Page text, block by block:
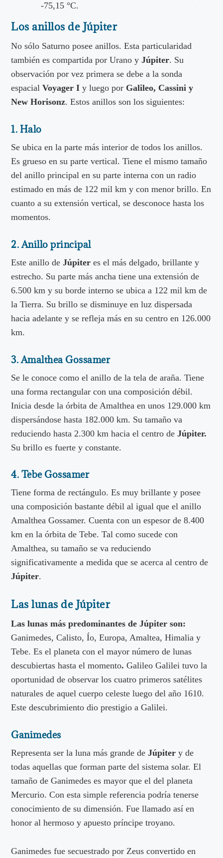
-75,15 °C.
Los anillos de Júpiter
No sólo Saturno posee anillos. Esta particularidad
también es compartida por Urano yJúpiter. Su
observación por vez primera se debe a la sonda
espacialVoyager I y luego por Galileo, Cassini y
New Horisonz. Estos anillos son los siguientes:
1. Halo
Se ubica en la parte más interior de todos los anillos.
Es grueso en su parte vertical. Tiene el mismo tamaño
del anillo principal en su parte interna con un radio
estimado en más de 122 mil km y con menor brillo. En
cuanto a su extensión vertical, se desconoce hasta los
momentos.
2. Anillo principal
Este anillo deJúpiter es el más delgado, brillante y
estrecho. Su parte más ancha tiene una extensión de
6.500 km y su borde interno se ubica a 122 mil km de
la Tierra. Su brillo se disminuye en luz dispersada
hacia adelante y se refleja más en su centro en 126.000
km.
3. Amalthea Gossamer
Se le conoce como el anillo de la tela de araña. Tiene
una forma rectangular con una composición débil.
Inicia desde la órbita de Amalthea en unos 129.000 km
dispersándose hasta 182.000 km. Su tamaño va
reduciendo hasta 2.300 km hacia el centro deJúpiter.
Su brillo es fuerte y constante.
4. Tebe Gossamer
Tiene forma de rectángulo. Es muy brillante y posee
una composición bastante débil al igual que el anillo
Amalthea Gossamer. Cuenta con un espesor de 8.400
km en la órbita de Tebe. Tal como sucede con
Amalthea, su tamaño se va reduciendo
significativamente a medida que se acerca al centro de
Júpiter.
Las lunas de Júpiter
Las lunas más predominantes de Júpiter son:
Ganimedes, Calisto, Ío, Europa, Amaltea, Himalia y
Tebe. Es el planeta con el mayor número de lunas
descubiertas hasta el momento.Galileo Galilei tuvo la
oportunidad de observar los cuatro primeros satélites
naturales de aquel cuerpo celeste luego del año 1610.
Este descubrimiento dio prestigio a Galilei.
Ganimedes
Representa ser la luna más grande deJúpitery de
todas aquellas que forman parte del sistema solar. El
tamaño de Ganimedes es mayor que el del planeta
Mercurio. Con esta simple referencia podría tenerse
conocimiento de su dimensión. Fue llamado así en
honor al hermoso y apuesto príncipe troyano.
Ganimedes fue secuestrado por Zeus convertido en